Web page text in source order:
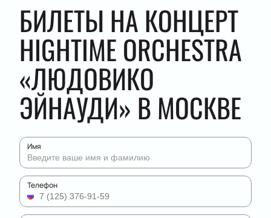
БИЛЕТЫ НА КОНЦЕРТ
HIGHTIME ORCHESTRA
«ЛЮДОВИКО
ЭЙНАУДИ» В МОСКВЕ
Имя
Телефон